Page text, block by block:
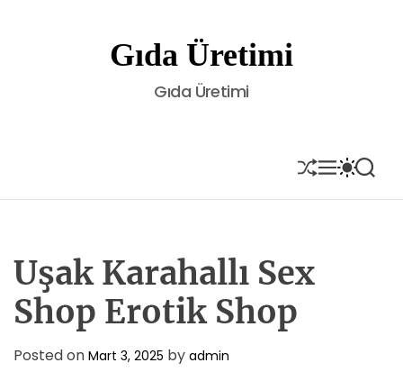
t
Gıda Üretimi
Gıda Üretimi
S
H
U
M
E
N
S
W
I
S
E
A
Uşak Karahallı Sex
Shop Erotik Shop
Posted on Mart 3, 2025 by admin